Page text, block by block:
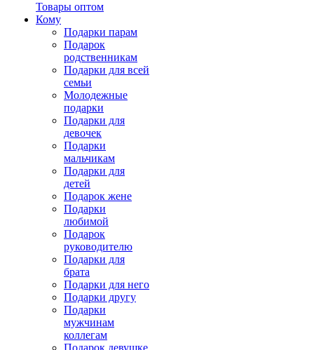
Товары оптом
Кому
Подарки парам
Подарок
родственникам
Подарки для всей
семьи
Молодежные
подарки
Подарки для
девочек
Подарки
мальчикам
Подарки для
детей
Подарок жене
Подарки
любимой
Подарок
руководителю
Подарки для
брата
Подарки для него
Подарки другу
Подарки
мужчинам
коллегам
Подарок девушке